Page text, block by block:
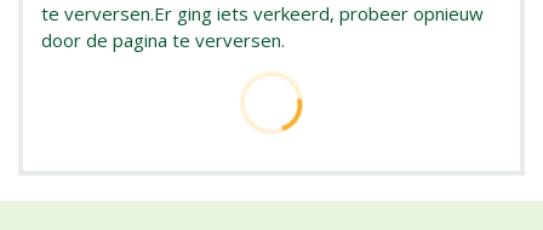
te verversen.Er ging iets verkeerd, probeer opnieuw
door de pagina te verversen.